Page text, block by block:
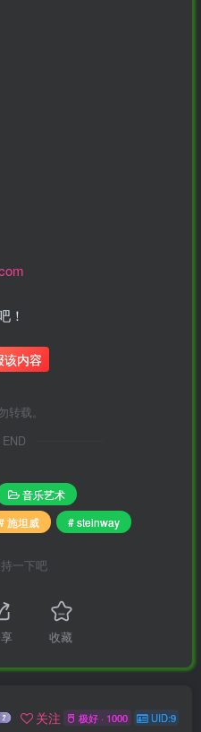
！
该内容
载。
音乐艺术
施坦威 # steinway
一下吧
收藏
关注 极好 · 1000 UID:9